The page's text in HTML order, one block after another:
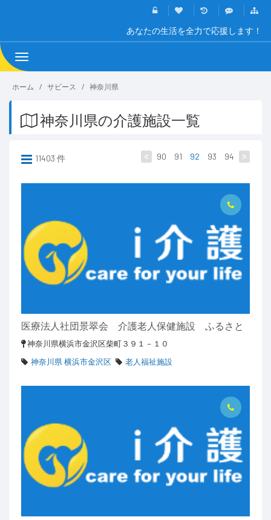
あなたの生活を全力で応援します！
Toggle
navigation
ホーム サビース 神奈川県
神奈川県の介護施設一覧
11403 件 90 91 92 93 94
医療法人社団景翠会 介護老人保健施設 ふるさと
神奈川県横浜市金沢区柴町３９１－１０
神奈川県 横浜市金沢区
老人福祉施設